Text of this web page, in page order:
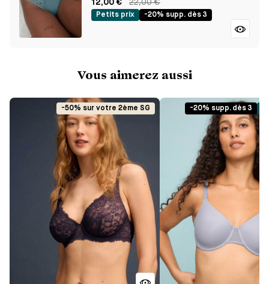
12,00 € 22,00 €
Petits prix -20% supp. dès 3
Vous aimerez aussi
-50% sur votre 2ème SG -20% supp. dès 3